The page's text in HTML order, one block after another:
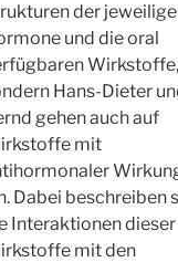
der
und die oral
Wirkstoffe,
Hans-Dieter
gehen auch auf
mit
Dabei beschreiben
Interaktionen dieser
mit den